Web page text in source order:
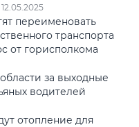
12.05.2025
переименовать
транспорта
от горисполкома
за выходные
водителей
отопление для